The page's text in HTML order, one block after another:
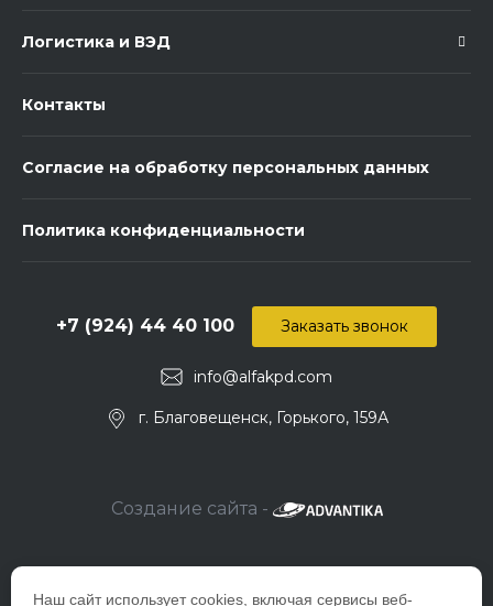
Наш сайт использует cookies, включая сервисы веб-
Логистика и ВЭД
Контакты
Согласие на обработку персональных данных
Политика конфиденциальности
info@alfakpd.com
+7 (924) 44 40 100
г. Благовещенск, Горького, 159А
Заказать звонок
Создание сайта -